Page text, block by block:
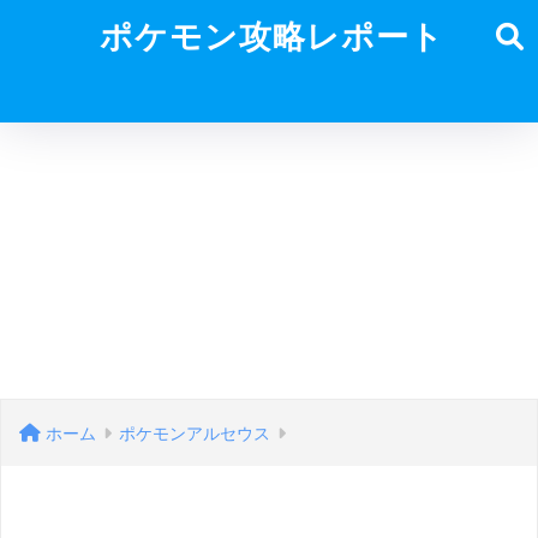
ポケモン攻略レポート
ホーム ポケモンアルセウス